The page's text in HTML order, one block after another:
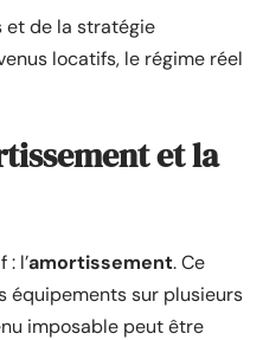
et de la stratégie
locatifs, le régime réel
et la
l’amortissement. Ce
équipements sur plusieurs
imposable peut être